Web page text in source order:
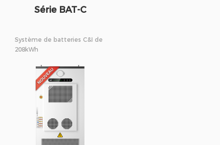
Série BAT-C
Système de batteries C&I de
208kWh